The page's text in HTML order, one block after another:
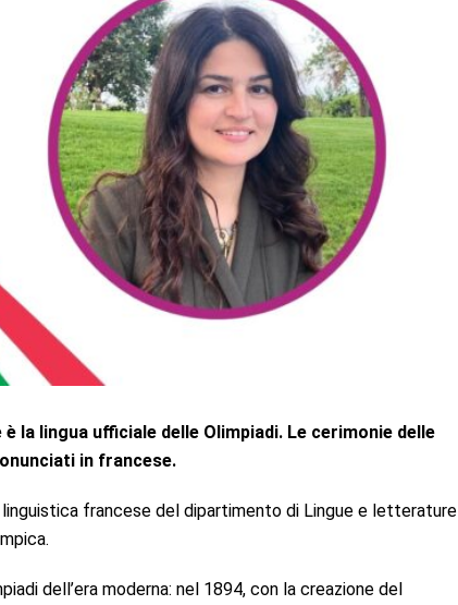
la lingua ufficiale delle Olimpiadi. Le cerimonie delle
in francese.
francese del dipartimento di Lingue e letterature
dell’era moderna: nel 1894, con la creazione del